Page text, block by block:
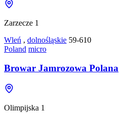
Zarzecze 1
Wleń , dolnośląskie 59-610
Poland micro
Browar Jamrozowa Polana
Olimpijska 1